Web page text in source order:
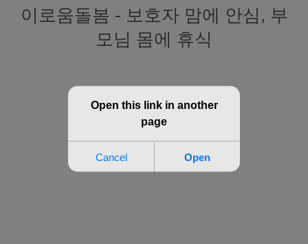
이로움돌봄 - 보호자 맘에 안심, 부
모님 몸에 휴식